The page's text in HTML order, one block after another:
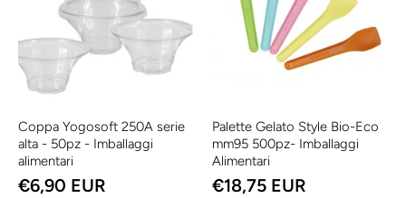
Coppa Yogosoft 250A serie
alta - 50pz - Imballaggi
alimentari
€6,90 EUR
Palette Gelato Style Bio-Eco
mm95 500pz- Imballaggi
Alimentari
€18,75 EUR